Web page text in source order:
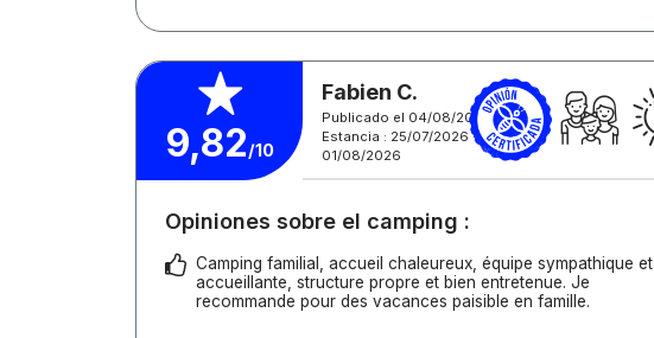
9,82/10
Fabien C.
Publicado el 04/08/2026
Estancia : 25/07/2026 -
01/08/2026
Opiniones sobre el camping :
Camping familial, accueil chaleureux, équipe sympathique et
accueillante, structure propre et bien entretenue. Je
recommande pour des vacances paisible en famille.